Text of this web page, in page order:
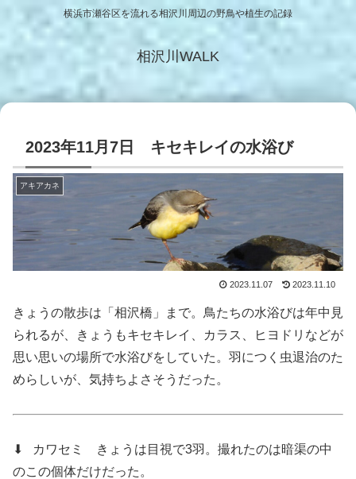
横浜市瀬谷区を流れる相沢川周辺の野鳥や植生の記録
相沢川WALK
2023年11月7日 キセキレイの水浴び
アキアカネ
2023.11.07 2023.11.10
きょうの散歩は「相沢橋」まで。鳥たちの水浴びは年中見
られるが、きょうもキセキレイ、カラス、ヒヨドリなどが
思い思いの場所で水浴びをしていた。羽につく虫退治のた
めらしいが、気持ちよさそうだった。
⬇ カワセミ
きょうは目視で3羽。撮れたのは暗渠の中
のこの個体だけだった。